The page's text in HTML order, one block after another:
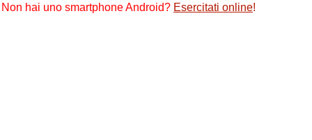
Non hai uno smartphone Android? Esercitati online!